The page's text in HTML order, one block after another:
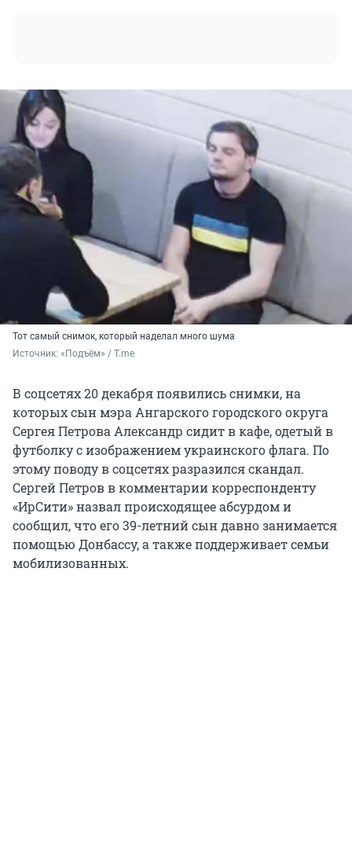
Тот самый снимок, который наделал много шума
Источник: «Подъём» / T.me
В соцсетях 20 декабря появились снимки, на
которых сын мэра Ангарского городского округа
Сергея Петрова Александр сидит в кафе, одетый в
футболку с изображением украинского флага. По
этому поводу в соцсетях разразился скандал.
Сергей Петров в комментарии корреспонденту
«ИрСити» назвал происходящее абсурдом и
сообщил, что его 39-летний сын давно занимается
помощью Донбассу, а также поддерживает семьи
мобилизованных.